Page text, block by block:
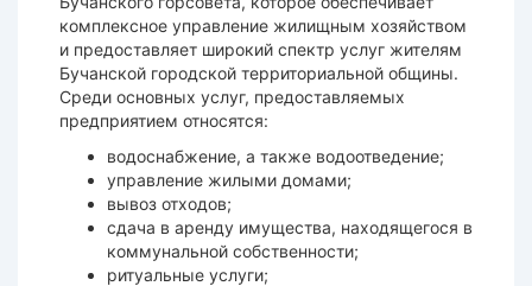
комплексное управление жилищным хозяйством
и предоставляет широкий спектр услуг жителям
Бучанской городской территориальной общины.
Среди основных услуг, предоставляемых
предприятием относятся:
водоснабжение, а также водоотведение;
управление жилыми домами;
вывоз отходов;
сдача в аренду имущества, находящегося в
коммунальной собственности;
ритуальные услуги;